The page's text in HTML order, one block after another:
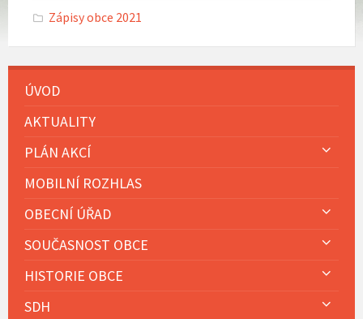
Zápisy obce 2021
ÚVOD
AKTUALITY
PLÁN AKCÍ
MOBILNÍ ROZHLAS
OBECNÍ ÚŘAD
SOUČASNOST OBCE
HISTORIE OBCE
SDH